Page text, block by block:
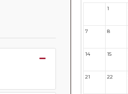
1
7 8
14 15
21 22